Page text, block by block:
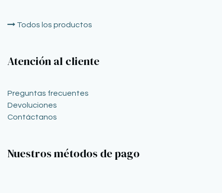
Todos los productos
Atención al cliente
Preguntas frecuentes
Devoluciones
Contáctanos
Nuestros métodos de pago